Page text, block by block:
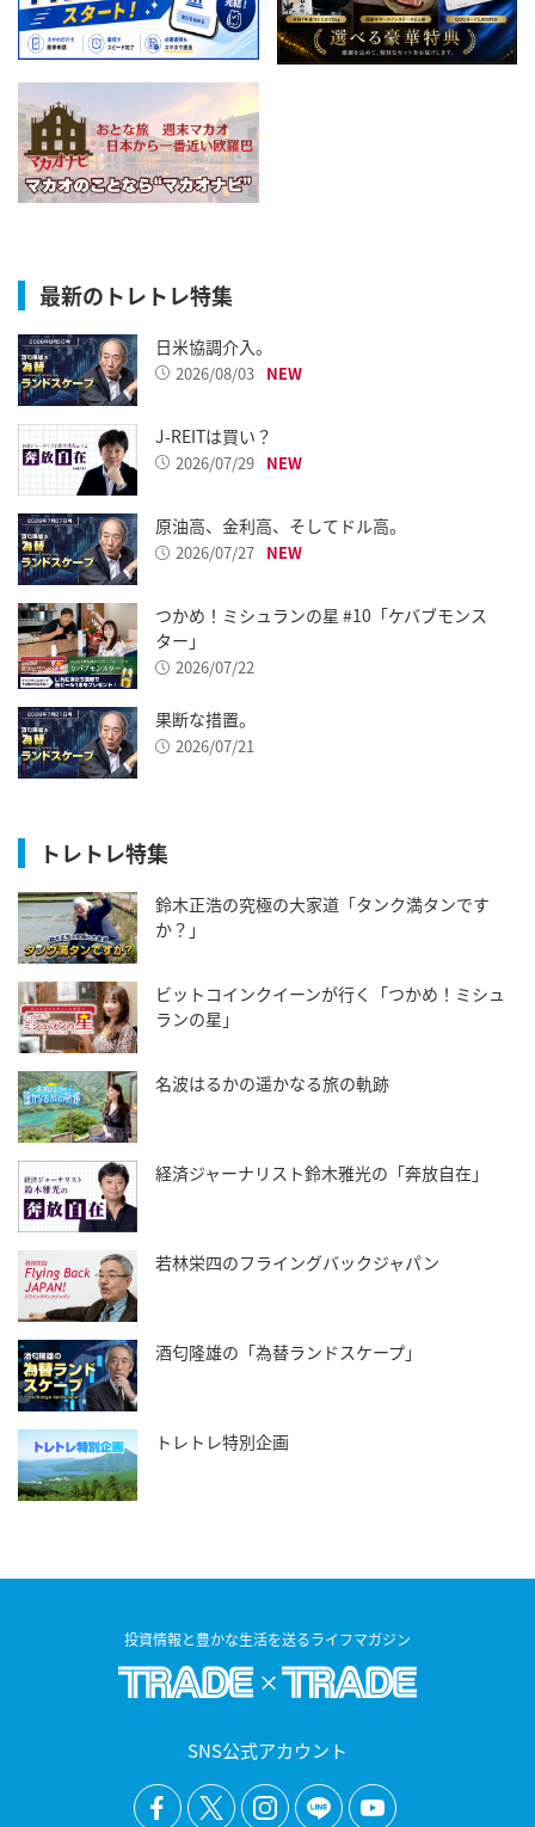
最新のトレトレ特集
日米協調介入。
2026/08/03
J-REITは買い？
2026/07/29
原油高、金利高、そしてドル高。
2026/07/27
つかめ！ミシュランの星 #10「ケバブモンス
ター」
2026/07/22
果断な措置。
2026/07/21
トレトレ特集
鈴木正浩の究極の大家道「タンク満タンです
か？」
ビットコインクイーンが行く「つかめ！ミシュ
ランの星」
名波はるかの遥かなる旅の軌跡
経済ジャーナリスト鈴木雅光の「奔放自在」
若林栄四のフライングバックジャパン
酒匂隆雄の「為替ランドスケープ」
トレトレ特別企画
投資情報と豊かな生活を送るライフマガジン
SNS公式アカウント